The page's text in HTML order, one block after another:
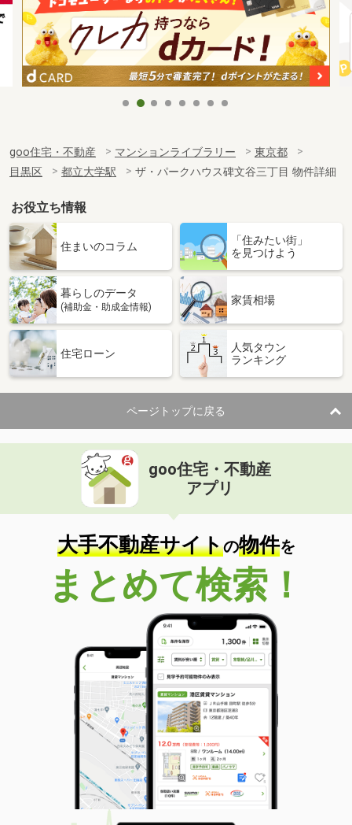
goo住宅・不動産 マンションライブラリー
東京都
目黒区
都立大学駅 ザ・パークハウス碑文谷三丁目 物件詳細
お役立ち情報
住まいのコラム
「住みたい街」
を見つけよう
暮らしのデータ
(補助金・助成金情報)
家賃相場
住宅ローン
人気タウン
ランキング
ページトップに戻る
goo住宅・不動産
アプリ
大手不動産サイトの物件を
まとめて検索！